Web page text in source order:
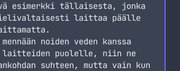
esimerkki tällaisesta, jonka
laittaa päälle
noiden veden kanssa
laitteiden puolelle, niin ne
suhteen, mutta vain kun